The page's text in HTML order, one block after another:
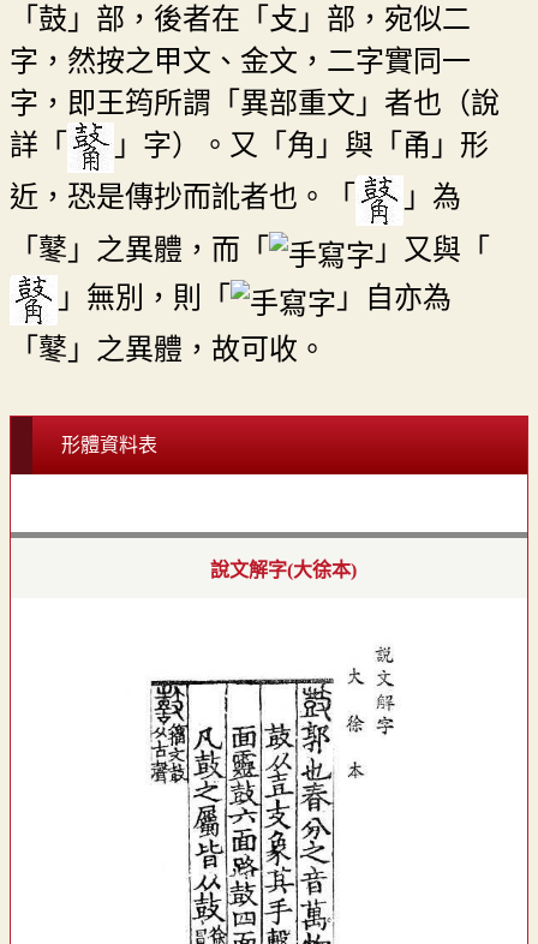
「鼓」部，後者在「攴」部，宛似二
字，然按之甲文、金文，二字實同一
字，即王筠所謂「異部重文」者也（說
詳「
」字）。又「角」與「甬」形
近，恐是傳抄而訛者也。「
」為
「鼕」之異體，而「
」又與「
」無別，則「
」自亦為
「鼕」之異體，故可收。
形體資料表
說文解字(大徐本)